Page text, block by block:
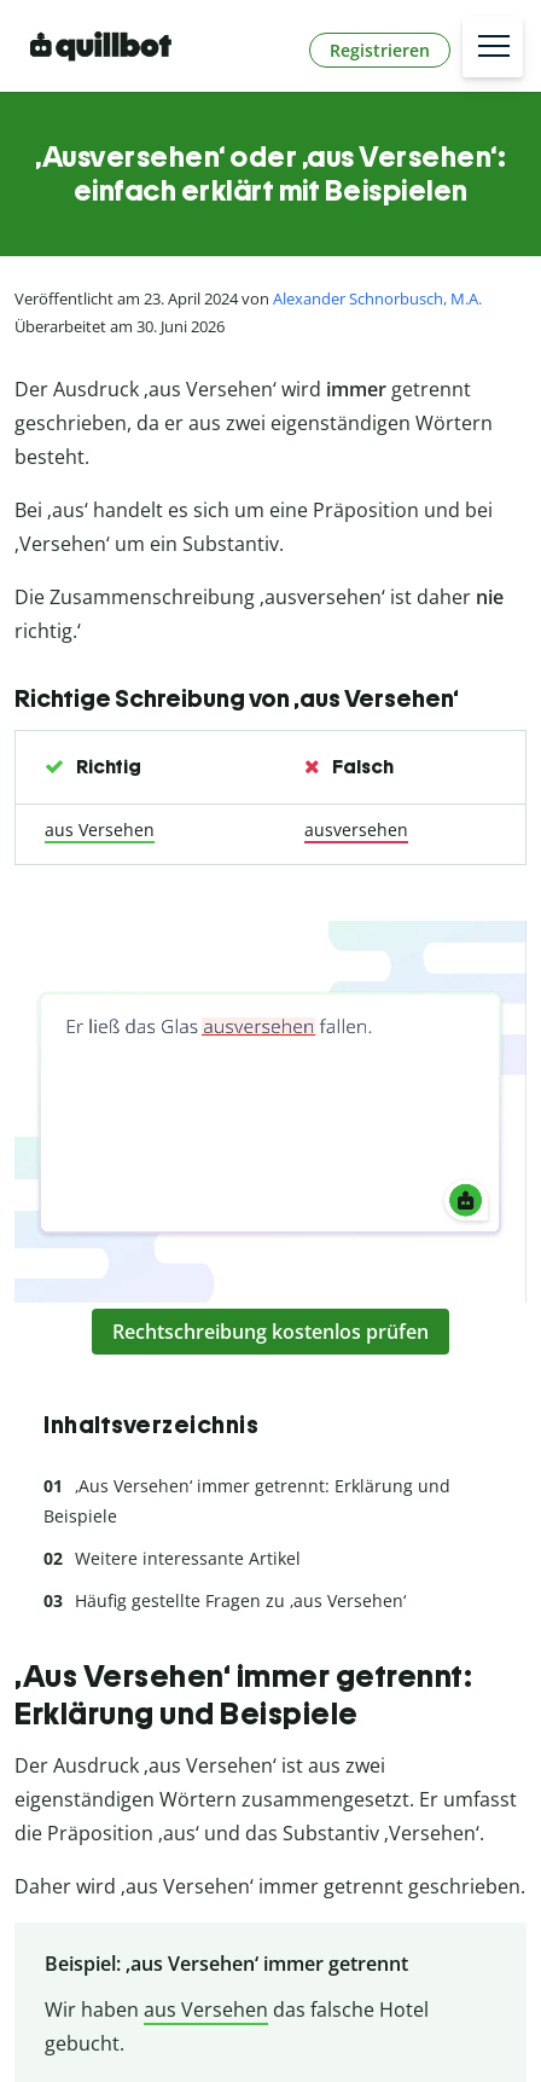
Registrieren
‚Ausversehen‘ oder ‚aus Versehen‘:
einfach erklärt mit Beispielen
Veröffentlicht am 23. April 2024 von Alexander Schnorbusch, M.A.
Überarbeitet am 30. Juni 2026
Der Ausdruck ‚aus Versehen‘ wird immer getrennt
geschrieben, da er aus zwei eigenständigen Wörtern
besteht.
Bei ‚aus‘ handelt es sich um eine Präposition und bei
‚Versehen‘ um ein Substantiv.
Die Zusammenschreibung ‚ausversehen‘ ist daher nie
richtig.‘
Richtige Schreibung von ‚aus Versehen‘
Richtig Falsch
aus Versehen ausversehen
Rechtschreibung kostenlos prüfen
Inhaltsverzeichnis
‚Aus Versehen‘ immer getrennt: Erklärung und
Beispiele
Weitere interessante Artikel
Häufig gestellte Fragen zu ‚aus Versehen‘
‚Aus Versehen‘ immer getrennt:
Erklärung und Beispiele
Der Ausdruck ‚aus Versehen‘ ist aus zwei
eigenständigen Wörtern zusammengesetzt. Er umfasst
die Präposition ‚aus‘ und das Substantiv ‚Versehen‘.
Daher wird ‚aus Versehen‘ immer getrennt geschrieben.
Beispiel: ‚aus Versehen‘ immer getrennt
Wir haben aus Versehen das falsche Hotel
gebucht.